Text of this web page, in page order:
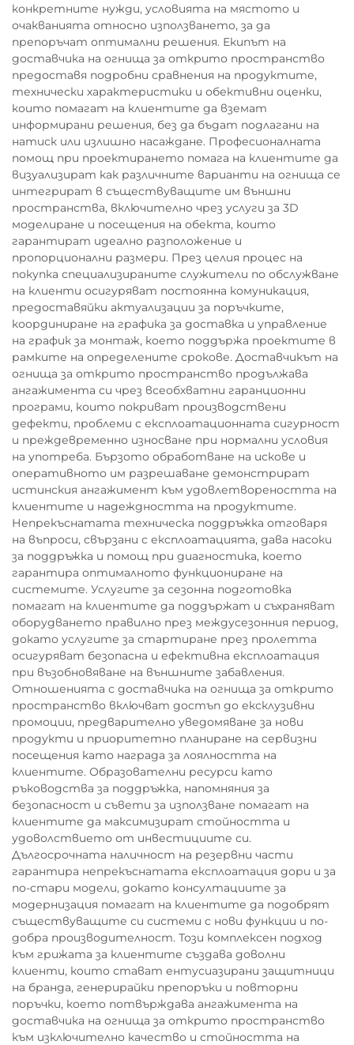
конкретните нужди, условията на мястото и
очакванията относно използването, за да
препоръчат оптимални решения. Екипът на
доставчика на огнища за открито пространство
предоставя подробни сравнения на продуктите,
технически характеристики и обективни оценки,
които помагат на клиентите да вземат
информирани решения, без да бъдат подлагани на
натиск или излишно насаждане. Професионалната
помощ при проектирането помага на клиентите да
визуализират как различните варианти на огнища се
интегрират в съществуващите им външни
пространства, включително чрез услуги за 3D
моделиране и посещения на обекта, които
гарантират идеално разположение и
пропорционални размери. През целия процес на
покупка специализираните служители по обслужване
на клиенти осигуряват постоянна комуникация,
предоставяйки актуализации за поръчките,
координиране на графика за доставка и управление
на график за монтаж, което поддържа проектите в
рамките на определените срокове. Доставчикът на
огнища за открито пространство продължава
ангажимента си чрез всеобхватни гаранционни
програми, които покриват производствени
дефекти, проблеми с експлоатационната сигурност
и преждевременно износване при нормални условия
на употреба. Бързото обработване на искове и
оперативното им разрешаване демонстрират
истинския ангажимент към удовлетвореността на
клиентите и надеждността на продуктите.
Непрекъснатата техническа поддръжка отговаря
на въпроси, свързани с експлоатацията, дава насоки
за поддръжка и помощ при диагностика, което
гарантира оптималното функциониране на
системите. Услугите за сезонна подготовка
помагат на клиентите да поддържат и съхраняват
оборудването правилно през междусезонния период,
докато услугите за стартиране през пролетта
осигуряват безопасна и ефективна експлоатация
при възобновяване на външните забавления.
Отношенията с доставчика на огнища за открито
пространство включват достъп до ексклузивни
промоции, предварително уведомяване за нови
продукти и приоритетно планиране на сервизни
посещения като награда за лоялността на
клиентите. Образователни ресурси като
ръководства за поддръжка, напомняния за
безопасност и съвети за използване помагат на
клиентите да максимизират стойността и
удоволствието от инвестициите си.
Дългосрочната наличност на резервни части
гарантира непрекъснатата експлоатация дори и за
по-стари модели, докато консултациите за
модернизация помагат на клиентите да подобрят
съществуващите си системи с нови функции и по-
добра производителност. Този комплексен подход
към грижата за клиентите създава доволни
клиенти, които стават ентусиазирани защитници
на бранда, генерирайки препоръки и повторни
поръчки, което потвърждава ангажимента на
доставчика на огнища за открито пространство
към изключително качество и стойността на